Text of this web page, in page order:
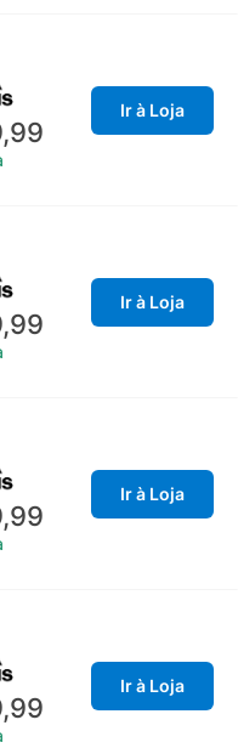
Ir à Loja
Ir à Loja
Ir à Loja
Ir à Loja